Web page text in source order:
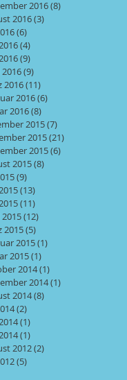
2016(8)
2016(3)
(6)
(4)
(9)
(9)
2016(11)
2016(6)
2016(8)
2015(7)
2015(21)
2015(6)
2015(8)
(9)
(13)
(11)
(12)
2015(5)
2015(1)
2015(1)
2014(1)
2014(1)
2014(8)
(2)
(1)
(1)
2012(2)
(5)